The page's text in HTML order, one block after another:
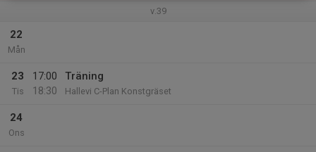
v.39
22
Mån
23
Tis
17:00
18:30
Träning
Hallevi C-Plan Konstgräset
24
Ons